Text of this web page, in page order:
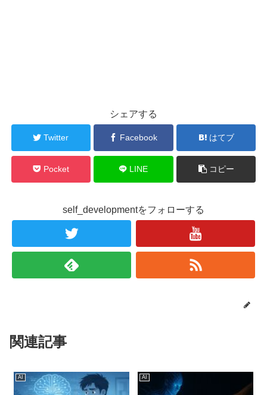
シェアする
Twitter Facebook はてブ
Pocket LINE コピー
self_developmentをフォローする
関連記事
AI AI